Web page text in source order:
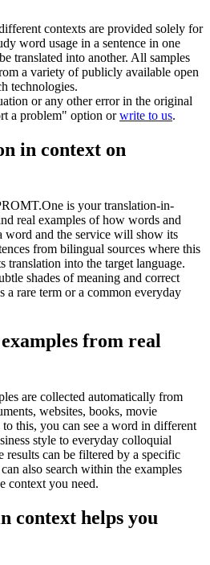
contexts are provided solely for
word usage in a sentence in one
translated into another. All samples
a variety of publicly available open
technologies.
or any other error in the original
a problem" option orwrite to us.
in context on
is your translation-in-
real examples of how words and
word and the service will show its
from bilingual sources where this
translation into the target language.
shades of meaning and correct
a rare term or a common everyday
from real
are collected automatically from
websites, books, movie
this, you can see a word in different
style to everyday colloquial
results can be filtered by a specific
also search within the examples
context you need.
context helps you